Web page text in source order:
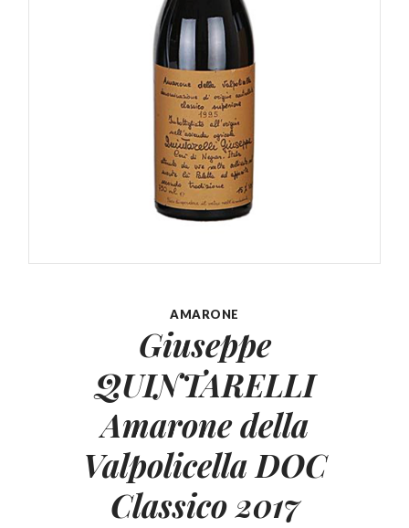
AMARONE
Giuseppe
QUINTARELLI
Amarone della
Valpolicella DOC
Classico 2017